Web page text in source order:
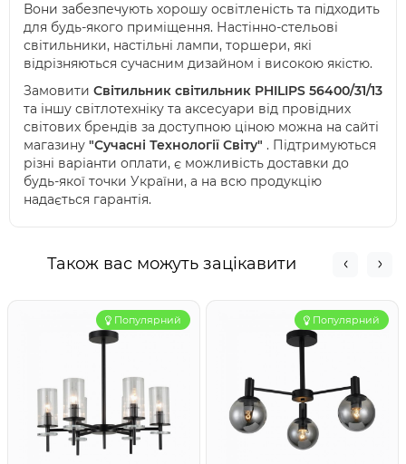
Вони забезпечують хорошу освітленість та підходить
для будь-якого приміщення. Настінно-стельові
світильники, настільні лампи, торшери, які
відрізняються сучасним дизайном і високою якістю.
Замовити Світильник світильник PHILIPS 56400/31/13
та іншу світлотехніку та аксесуари від провідних
світових брендів за доступною ціною можна на сайті
магазину "Сучасні Технології Світу" . Підтримуються
різні варіанти оплати, є можливість доставки до
будь-якої точки України, а на всю продукцію
надається гарантія.
Також вас можуть зацікавити
Популярний Популярний